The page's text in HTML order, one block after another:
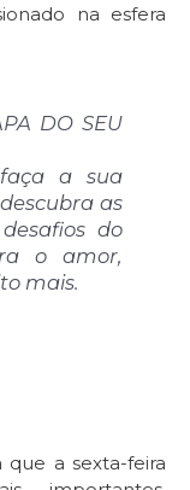
na esfera
DO SEU
a sua
as
do
o amor,
mais.
que a sexta-feira